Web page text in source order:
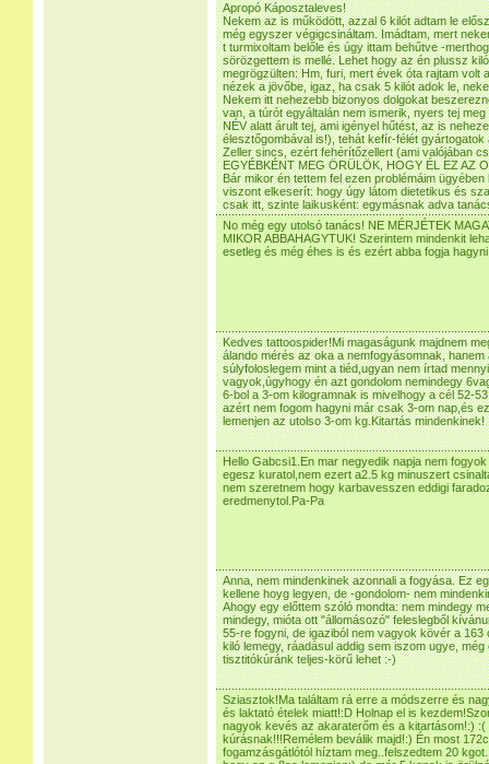
Apropó Káposztaleves!
Nekem az is működött, azzal 6 kilót adtam le
még egyszer végigcsináltam. Imádtam, mert
t turmixoltam belőle és úgy ittam behűtve -
sörözgettem is mellé. Lehet hogy az én plussz
megrögzülten: Hm, furi, mert évek óta rajtam volt
nézek a jövőbe, igaz, ha csak 5 kilót adok le,
Nekem itt nehezebb bizonyos dolgokat
van, a túrót egyáltalán nem ismerik, nyers tej
NÉV alatt árult tej, ami igényel hűtést, az is
élesztőgombával is!), tehát kefír-félét
Zeller sincs, ezért fehérítőzellert (ami valójában
EGYÉBKÉNT MEG ÖRÜLÖK, HOGY ÉL EZ AZ
Bár mikor én tettem fel ezen problémáim
viszont elkeserít: hogy úgy látom dietetikus és
csak itt, szinte laikusként: egymásnak adva
No még egy utolsó tanács! NE MÉRJÉTEK
MIKOR ABBAHAGYTUK! Szerintem mindenkit
esetleg és még éhes is és ezért abba fogja
Kedves tattoospider!Mi magaságunk majdnem
álando mérés az oka a nemfogyásomnak,
súlyfoloslegem mint a tiéd,ugyan nem írtad
vagyok,úgyhogy én azt gondolom nemindegy
6-bol a 3-om kilogramnak is mivelhogy a cél 52-
azért nem fogom hagyni már csak 3-om nap,és
lemenjen az utolso 3-om kg.Kitartás mindenkinek!
Hello Gabcsi1.En mar negyedik napja nem
egesz kuratol,nem ezert a2.5 kg minuszert
nem szeretnem hogy karbavesszen eddigi
eredmenytol.Pa-Pa
Anna, nem mindenkinek azonnali a fogyása. Ez
kellene hoyg legyen, de -gondolom- nem
Ahogy egy előttem szóló mondta: nem mindegy
mindegy, mióta ott "állomásozó" feleslegből
55-re fogyni, de igaziból nem vagyok kövér a
kiló lemegy, ráadásul addig sem iszom ugye,
tisztitókúránk teljes-körű lehet :-)
Sziasztok!Ma találtam rá erre a módszerre és
és laktató ételek miatt!:D Holnap el is
nagyok kevés az akaraterőm és a kitartásom!:)
kúrásnak!!!Remélem beválik majd!:) Én most
fogamzásgátlótól híztam meg..felszedtem 20